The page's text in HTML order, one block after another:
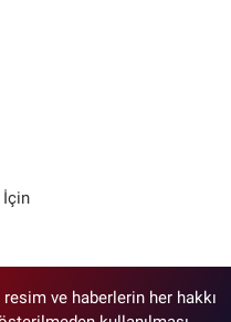
İçin
ve haberlerin her hakkı